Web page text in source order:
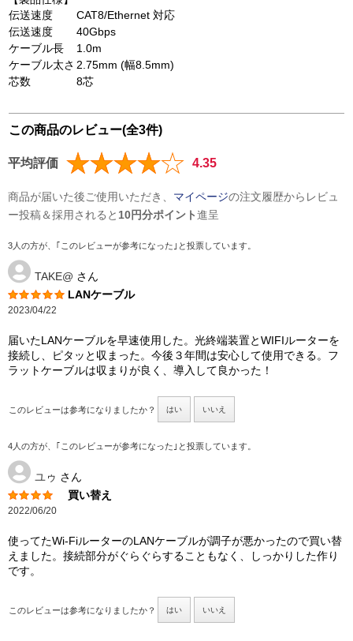
伝送速度
CAT8/Ethernet 対応
伝送速度
40Gbps
ケーブル長
1.0m
ケーブル太さ 2.75mm (幅8.5mm)
芯数
8芯
この商品のレビュー(全3件)
平均評価 4.35
商品が届いた後ご使用いただき、 マイページの注文履歴からレビュ
ー投稿＆採用されると 10円分ポイント進呈
3人の方が、｢このレビューが参考になった｣と投票しています。
TAKE@ さん
LANケーブル
2023/04/22
届いたLANケーブルを早速使用した。光終端装置とWIFIルーターを
接続し、ピタッと収まった。今後３年間は安心して使用できる。フ
ラットケーブルは収まりが良く、導入して良かった！
このレビューは参考になりましたか？ はい いいえ
4人の方が、｢このレビューが参考になった｣と投票しています。
ユゥ さん
買い替え
2022/06/20
使ってたWi-FiルーターのLANケーブルが調子が悪かったので買い替
えました。接続部分がぐらぐらすることもなく、しっかりした作り
です。
このレビューは参考になりましたか？ はい いいえ